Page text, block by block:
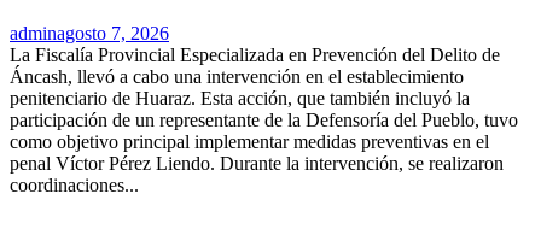
adminagosto 7, 2026
La Fiscalía Provincial Especializada en Prevención del Delito de
Áncash, llevó a cabo una intervención en el establecimiento
penitenciario de Huaraz. Esta acción, que también incluyó la
participación de un representante de la Defensoría del Pueblo, tuvo
como objetivo principal implementar medidas preventivas en el
penal Víctor Pérez Liendo. Durante la intervención, se realizaron
coordinaciones...